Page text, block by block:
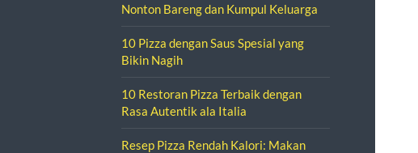
Nonton Bareng dan Kumpul Keluarga
10 Pizza dengan Saus Spesial yang
Bikin Nagih
10 Restoran Pizza Terbaik dengan
Rasa Autentik ala Italia
Resep Pizza Rendah Kalori: Makan